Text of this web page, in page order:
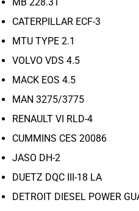
MB 228.31
CATERPILLAR ECF-3
MTU TYPE 2.1
VOLVO VDS 4.5
MACK EOS 4.5
MAN 3275/3775
RENAULT VI RLD-4
CUMMINS CES 20086
JASO DH-2
DUETZ DQC III-18 LA
DETROIT DIESEL POWER